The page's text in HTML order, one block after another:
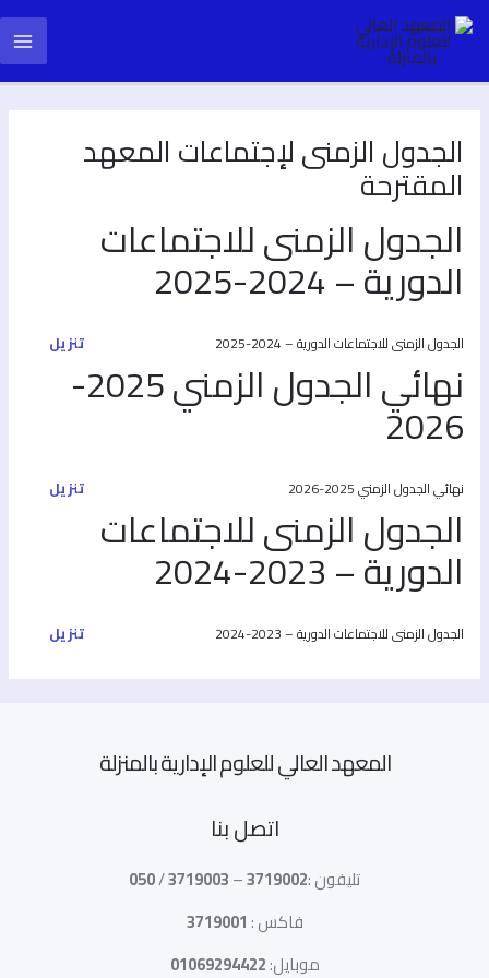
تخطي
إلى
المحتوى
الجدول الزمنى لإجتماعات المعهد
المقترحة
الجدول الزمنى للاجتماعات
الدورية – 2024-2025
الجدول الزمنى للاجتماعات الدورية – 2024-2025 تنزيل
نهائي الجدول الزمني 2025-
2026
نهائي الجدول الزمني 2025-2026 تنزيل
الجدول الزمنى للاجتماعات
الدورية – 2023-2024
الجدول الزمنى للاجتماعات الدورية – 2023-2024 تنزيل
المعهد العالي للعلوم الإدارية بالمنزلة
اتصل بنا
تليفون :3719002
–
3719003
/
050
فاكس :3719001
موبايل:01069294422